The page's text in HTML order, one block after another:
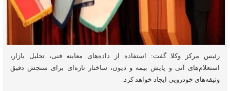
رئیس مرکز وکلا گفت: استفاده از داده‌های معاینه فنی، تحلیل بازار،
استعلام‌های آنی و پایش بیمه و دیون، ساختار تازه‌ای برای سنجش دقیق
وثیقه‌های خودرویی ایجاد خواهد کرد.